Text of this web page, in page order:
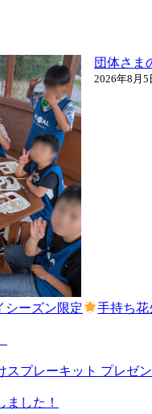
団体さま
2026年8月5
シーズン限定 手持ち花
スプレーキット プレゼン
ました！